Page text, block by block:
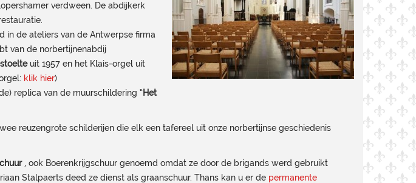
verdween. De abdijkerk
in de ateliers van de Antwerpse firma
van de norbertijnenabdij
uit 1957 en het Klais-orgel uit
klik hier)
replica van de muurschildering “Het
reuzengrote schilderijen die elk een tafereel uit onze norbertijnse geschiedenis
, ook Boerenkrijgschuur genoemd omdat ze door de brigands werd gebruikt
Stalpaerts deed ze dienst als graanschuur. Thans kan u er de permanente